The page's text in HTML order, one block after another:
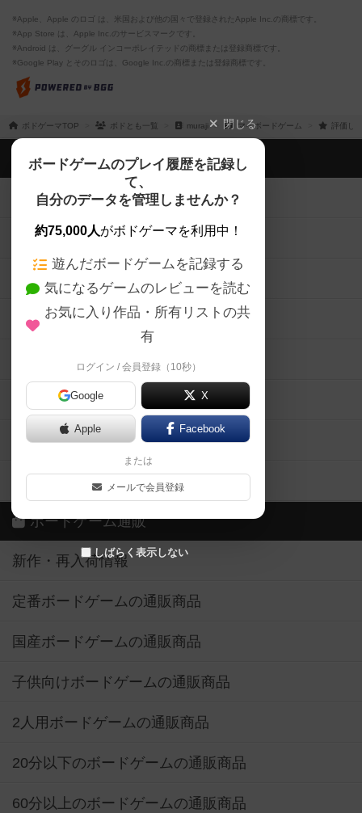
※Apple、Apple のロゴ は、米国および他の国々で登録されたApple Inc.の商標です。
※App Store は、Apple Inc.のサービスマークです。
※Android は、グーグル インコーポレイテッドの商標または登録商標です。
※Google Play とそのロゴは、Google Inc.の商標または登録商標です。
ボドゲーマTOP ボドとも一覧 muraji マイボードゲーム 評価し
閉じる
ボードゲームのプレイ履歴を記録し
て、
自分のデータを管理しませんか？
約75,000人がボドゲーマを利用中！
遊んだボードゲームを記録する
気になるゲームのレビューを読む
お気に入り作品・所有リストの共
有
ログイン / 会員登録（10秒）
Google X
Apple Facebook
または
メールで会員登録
しばらく表示しない
ボドゲーマTOP
ボードゲームを検索する
ボードゲームの新着レビュー
ボードゲーム会情報
メカニクス特集
掲示板・トピックス
ボドとも・会員一覧
ボードゲーム業界コラム
ボドゲーマご利用案内
ボードゲーム通販
新作・再入荷情報
定番ボードゲームの通販商品
国産ボードゲームの通販商品
子供向けボードゲームの通販商品
2人用ボードゲームの通販商品
20分以下のボードゲームの通販商品
60分以上のボードゲームの通販商品